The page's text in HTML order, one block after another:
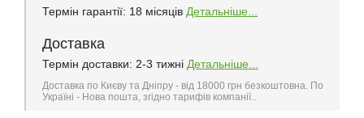
Термін гарантії: 18 місяців Детальніше...
Доставка
Термін доставки: 2-3 тижні Детальніше...
Доставка по Києву та Дніпру - від 18000 грн безкоштовна. По
Україні - Нова пошта, згідно тарифів компанії..